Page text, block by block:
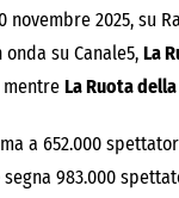
2025, su
onda su Canale5, La
mentre La Ruota
a 652.000
segna 983.000